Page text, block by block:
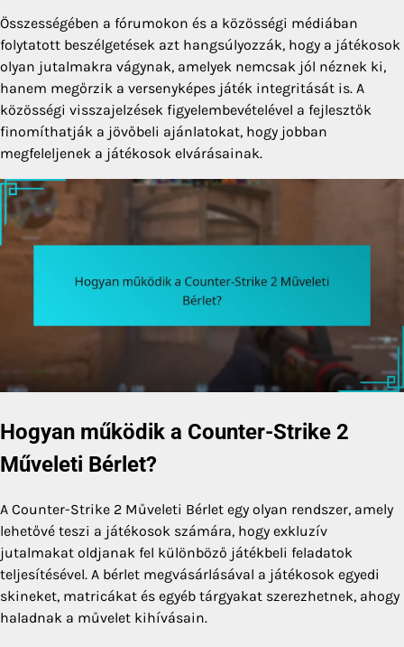
Összességében a fórumokon és a közösségi médiában
folytatott beszélgetések azt hangsúlyozzák, hogy a játékosok
olyan jutalmakra vágynak, amelyek nemcsak jól néznek ki,
hanem megőrzik a versenyképes játék integritását is. A
közösségi visszajelzések figyelembevételével a fejlesztők
finomíthatják a jövőbeli ajánlatokat, hogy jobban
megfeleljenek a játékosok elvárásainak.
Hogyan működik a Counter-Strike 2
Műveleti Bérlet?
A Counter-Strike 2 Műveleti Bérlet egy olyan rendszer, amely
lehetővé teszi a játékosok számára, hogy exkluzív
jutalmakat oldjanak fel különböző játékbeli feladatok
teljesítésével. A bérlet megvásárlásával a játékosok egyedi
skineket, matricákat és egyéb tárgyakat szerezhetnek, ahogy
haladnak a művelet kihívásain.